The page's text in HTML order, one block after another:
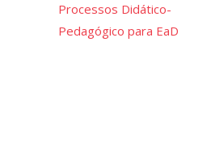
Processos Didático-
Pedagógico para EaD